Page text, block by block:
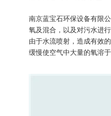
南京蓝宝石环保设备有限
氧及混合，以及对污水进
由于水流喷射，造成有效
缓慢使空气中大量的氧溶